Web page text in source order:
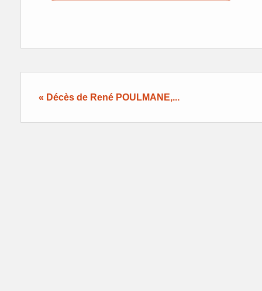
« Décès de René POULMANE,...